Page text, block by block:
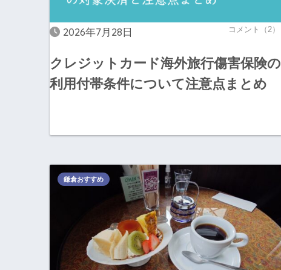
2026年7月28日 コメント（2）
クレジットカード海外旅行傷害保険の
利用付帯条件について注意点まとめ
鎌倉おすすめ